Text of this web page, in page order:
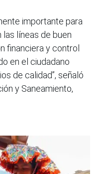
importante para
las líneas de buen
financiera y control
en el ciudadano
de calidad”, señaló
y Saneamiento,